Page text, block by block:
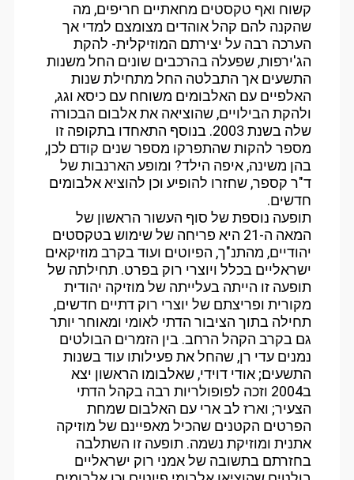
קשוח ואף טקסטים מחאתיים חריפים, מה
שהקנה להם קהל אוהדים מצומצם למדי אך
הערכה רבה על יצירתם המוזיקלית- להקת
הג'ירפות, שפעלה בהרכבים שונים החל משנות
התשעים אך התבלטה החל מתחילת שנות
האלפיים עם האלבומים משוחח עם כיסא וגג,
ולהקת הבילויים, שהוציאה את אלבום הבכורה
שלה בשנת 2003. בנוסף התאחדו בתקופה זו
מספר להקות שהתפרקו מספר שנים קודם לכן,
בהן משינה, איפה הילד? ומופע הארנבות של
ד"ר קספר, שחזרו להופיע וכן להוציא אלבומים
חדשים.
תופעה נוספת של סוף העשור הראשון של
המאה ה-21 היא פריחה של שימוש בטקסטים
יהודיים, מהתנ"ך, הפיוטים ועוד בקרב מוזיקאים
ישראליים בכלל ויוצרי רוק בפרט. תחילתה של
תופעה זו הייתה בעלייתה של מוזיקה יהודית
מקורית ופריצתם של יוצרי רוק דתיים חדשים,
תחילה בתוך הציבור הדתי לאומי ומאוחר יותר
גם בקרב הקהל הרחב. בין הזמרים הבולטים
נמנים עדי רן, שהחל את פעילותו עוד בשנות
התשעים; אודי דוידי, שאלבומו הראשון יצא
ב2004 וזכה לפופולריות רבה בקהל הדתי
הצעיר; וארז לב ארי עם האלבום שמחת
הפרטים הקטנים שהכיל מאפיינם של מוזיקה
אתנית ומוזיקת נשמה. תופעה זו השתלבה
בחזרתם בתשובה של אמני רוק ישראליים